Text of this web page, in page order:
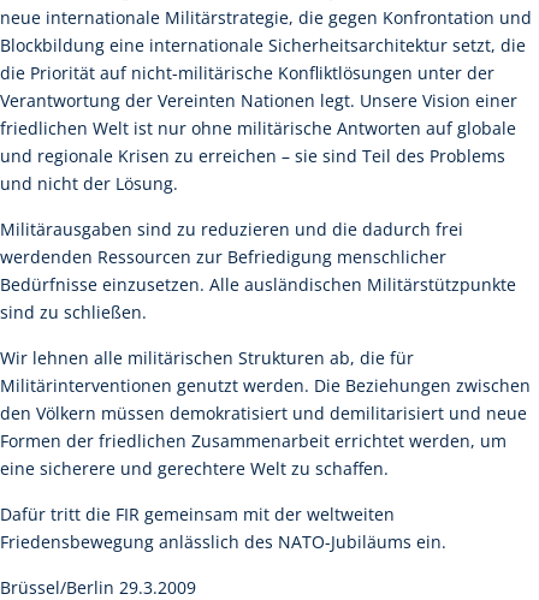
neue internationale Militärstrategie, die gegen Konfrontation und
Blockbildung eine internationale Sicherheitsarchitektur setzt, die
die Priorität auf nicht-militärische Konfliktlösungen unter der
Verantwortung der Vereinten Nationen legt. Unsere Vision einer
friedlichen Welt ist nur ohne militärische Antworten auf globale
und regionale Krisen zu erreichen – sie sind Teil des Problems
und nicht der Lösung.
Militärausgaben sind zu reduzieren und die dadurch frei
werdenden Ressourcen zur Befriedigung menschlicher
Bedürfnisse einzusetzen. Alle ausländischen Militärstützpunkte
sind zu schließen.
Wir lehnen alle militärischen Strukturen ab, die für
Militärinterventionen genutzt werden. Die Beziehungen zwischen
den Völkern müssen demokratisiert und demilitarisiert und neue
Formen der friedlichen Zusammenarbeit errichtet werden, um
eine sicherere und gerechtere Welt zu schaffen.
Dafür tritt die FIR gemeinsam mit der weltweiten
Friedensbewegung anlässlich des NATO-Jubiläums ein.
Brüssel/Berlin 29.3.2009